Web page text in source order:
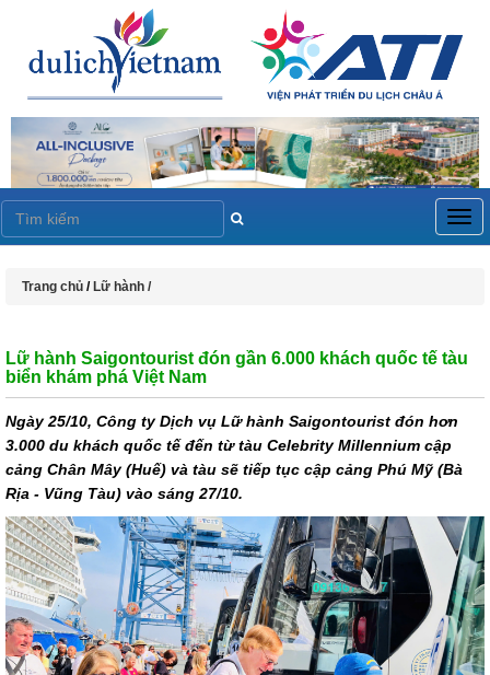
Trang chủ / Lữ hành /
Lữ hành Saigontourist đón gần 6.000 khách quốc tế tàu
biển khám phá Việt Nam
Ngày 25/10, Công ty Dịch vụ Lữ hành Saigontourist đón hơn
3.000 du khách quốc tế đến từ tàu Celebrity Millennium cập
cảng Chân Mây (Huế) và tàu sẽ tiếp tục cập cảng Phú Mỹ (Bà
Rịa - Vũng Tàu) vào sáng 27/10.